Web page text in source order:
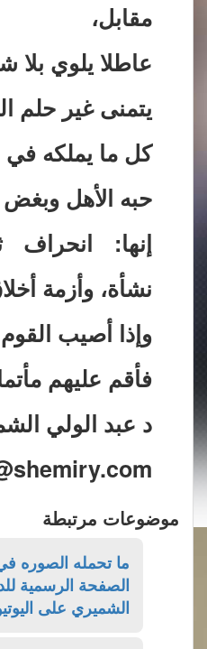
مقابل،
عاطلا يلوي بلا
يتمنى غير حلم
كل ما يملكه
حبه الأهل
إنها: انحراف
نشأة، وأزمة
وإذا أصيب
فأقم عليهم
د عبد الولي
موضوعات مرتبطة
ما تحمله الصوره
الصفحة الرسمية
الشميري على